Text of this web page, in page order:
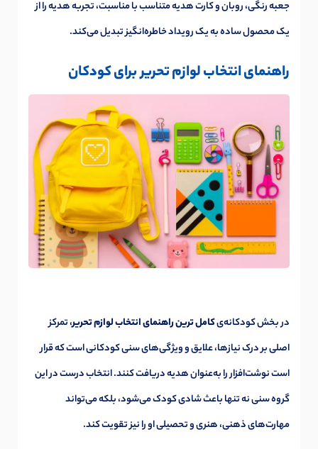
جعبه رنگی، روبان و کارت هدیه متناسب با مناسبت، تجربه هدیه را از
یک محصول ساده به یک رویداد خاطره‌انگیز تبدیل می‌کند.
راهنمای انتخاب لوازم تحریر برای کودکان
در بخش کودکانه‌یکامل ترین راهنمای انتخاب لوازم تحریر، تمرکز
اصلی بر درک نیازها، علایق و ویژگی‌های سنی کودکانی است که قرار
است نوشت‌افزار را به‌عنوان هدیه دریافت کنند. انتخاب درست در این
گروه سنی نه تنها باعث شادی کودک می‌شود، بلکه می‌تواند
مهارت‌های ذهنی، هنری و تحصیلی او را نیز تقویت کند.